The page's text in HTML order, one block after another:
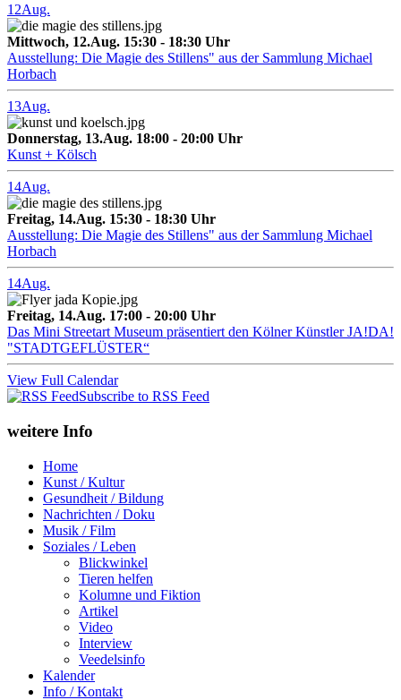
12Aug.
Mittwoch, 12.Aug. 15:30 - 18:30 Uhr
Ausstellung: Die Magie des Stillens" aus der Sammlung Michael
Horbach
13Aug.
Donnerstag, 13.Aug. 18:00 - 20:00 Uhr
Kunst + Kölsch
14Aug.
Freitag, 14.Aug. 15:30 - 18:30 Uhr
Ausstellung: Die Magie des Stillens" aus der Sammlung Michael
Horbach
14Aug.
Freitag, 14.Aug. 17:00 - 20:00 Uhr
Das Mini Streetart Museum präsentiert den Kölner Künstler JA!DA!
"STADTGEFLÜSTER“
View Full Calendar
Subscribe to RSS Feed
weitere Info
Home
Kunst / Kultur
Gesundheit / Bildung
Nachrichten / Doku
Musik / Film
Soziales / Leben
Blickwinkel
Tieren helfen
Kolumne und Fiktion
Artikel
Video
Interview
Veedelsinfo
Kalender
Info / Kontakt